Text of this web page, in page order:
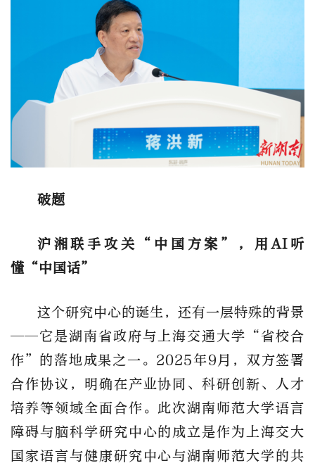
破题
沪湘联手攻关
“中国方案”，用AI听
懂“中国话”
这个研究中心的诞生，还有一层特殊的背景
——它是湖南省政府与上海交通大学“省校合
作”的落地成果之一。2025年9月，双方签署
合作协议，明确在产业协同、科研创新、人才
培养等领域全面合作。此次湖南师范大学语言
障碍与脑科学研究中心的成立是作为 上海交大
国家语言与健康研究中心与湖南师范大学的共